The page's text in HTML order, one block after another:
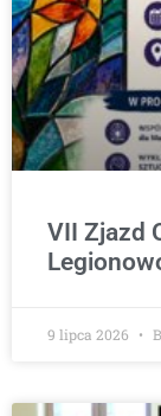
VII Zjazd
9 lipca 2026